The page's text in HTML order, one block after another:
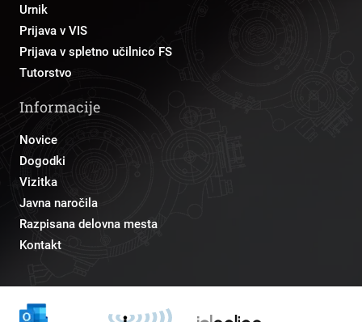
Urnik
Prijava v VIS
Prijava v spletno učilnico FS
Tutorstvo
Informacije
Novice
Dogodki
Vizitka
Javna naročila
Razpisana delovna mesta
Kontakt